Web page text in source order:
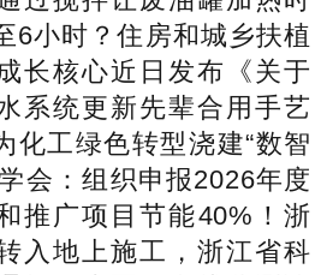
6小时？住房和城乡扶植
长核心近日发布《关于
系统更新先辈合用手艺
化工绿色转型浇建“数智
会：组织申报2026年度
推广项目节能40%！浙
入地上施工，浙江省科